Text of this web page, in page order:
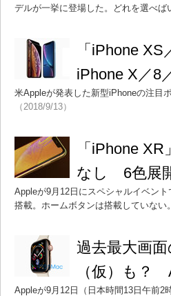
デルが一挙に登場した。どれを選べ
「iPhone
iPhone X／8
米Appleが発表した新型iPhoneの注目
（2018/9/13）
「iPhone
なし 6色展
Appleが9月12日にスペシャルイベン
搭載。ホームボタンは搭載していない。
過去最大画
（仮）も？
Appleが9月12日（日本時間13日午前2